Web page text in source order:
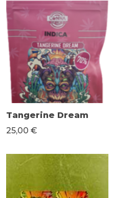
Tangerine Dream
25,00 €